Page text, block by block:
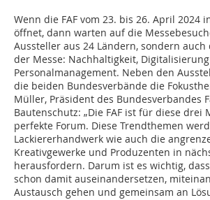
Wenn die FAF vom 23. bis 26. April 2024
öffnet, dann warten auf die
Aussteller aus 24 Ländern, sondern auch
der Messe: Nachhaltigkeit,
Personalmanagement. Neben den
die beiden Bundesverbände die
Müller, Präsident des Bundesverbandes
Bautenschutz: „Die FAF ist für diese drei
perfekte Forum. Diese Trendthemen
Lackiererhandwerk wie auch die
Kreativgewerke und Produzenten in
herausfordern. Darum ist es wichtig,
schon damit auseinandersetzen,
Austausch gehen und gemeinsam an